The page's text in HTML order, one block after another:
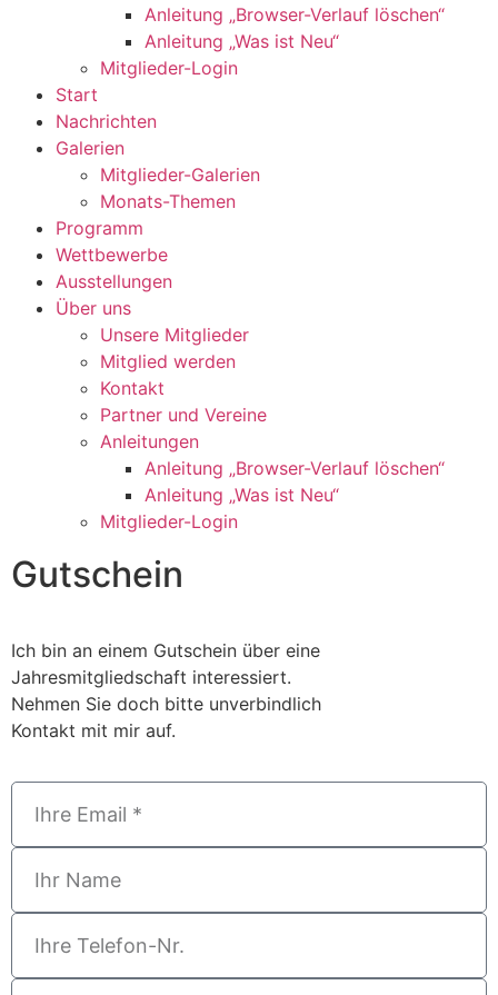
Anleitung „Browser-Verlauf löschen“
Anleitung „Was ist Neu“
Mitglieder-Login
Start
Nachrichten
Galerien
Mitglieder-Galerien
Monats-Themen
Programm
Wettbewerbe
Ausstellungen
Über uns
Unsere Mitglieder
Mitglied werden
Kontakt
Partner und Vereine
Anleitungen
Anleitung „Browser-Verlauf löschen“
Anleitung „Was ist Neu“
Mitglieder-Login
Gutschein
Ich bin an einem Gutschein über eine
Jahresmitgliedschaft interessiert.
Nehmen Sie doch bitte unverbindlich
Kontakt mit mir auf.